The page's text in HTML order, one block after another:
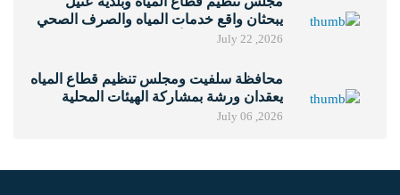
يبحثان واقع خدمات المياه والصرف الصحي
ونتائج مؤشرات الأداء لعام 2025
July 22 ,2026
محافظة سلفيت ومجلس تنظيم قطاع المياه
يعقدان ورشة بمشاركة الهيئات المحلية
لتعزيز التعاون في قطاع المياه
July 06 ,2026